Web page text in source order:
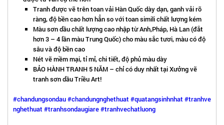
Tranh được vẽ trên toan vải Hàn Quốc dày dạn, ganh vải rõ
ràng, độ bền cao hơn hẳn so với toan simili chất lượng kém
Màu sơn dầu chất lượng cao nhập từ Anh,Pháp, Hà Lan (đắt
hơn 3 – 4 lần màu Trung Quốc) cho màu sắc tươi, màu có độ
sâu và độ bền cao
Nét vẽ mềm mại, tỉ mỉ, chi tiết, độ phủ màu dày
BẢO HÀNH TRANH 5 NĂM – chỉ có duy nhất tại Xưởng vẽ
tranh sơn dầu Triều Art!
#chandungsondau#chandungnghethuat #quatangsinhnhat #tranhve
nghethuat #tranhsondaugiare#tranhvechatluong